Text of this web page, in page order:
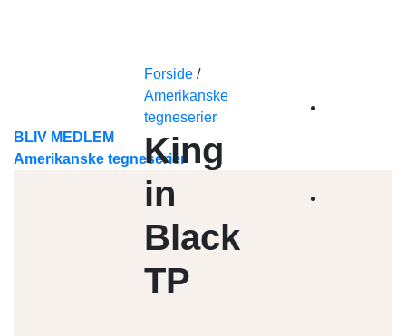
BLIV MEDLEM
Amerikanske tegneserier
Forside /
Amerikanske
tegneserier
King
in
Black
TP